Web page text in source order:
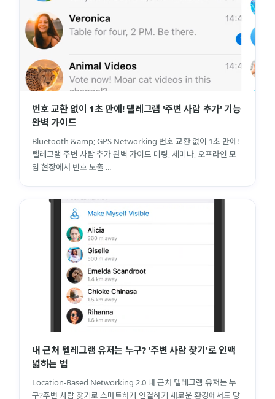
번호 교환 없이 1초 만에! 텔레그램 '주변 사람 추가' 기능
완벽 가이드
Bluetooth &amp; GPS Networking 번호 교환 없이 1초 만에!
텔레그램 주변 사람 추가 완벽 가이드 미팅, 세미나, 오프라인 모
임 현장에서 번호 노출 ...
내 근처 텔레그램 유저는 누구? '주변 사람 찾기'로 인맥
넓히는 법
Location-Based Networking 2.0 내 근처 텔레그램 유저는 누
구?주변 사람 찾기로 스마트하게 연결하기 새로운 환경에서도 당